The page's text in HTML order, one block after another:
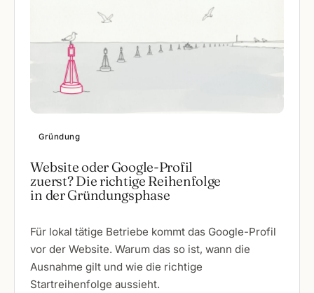
Gründung
Website oder Google-Profil
zuerst? Die richtige Reihenfolge
in der Gründungsphase
Für lokal tätige Betriebe kommt das Google-Profil
vor der Website. Warum das so ist, wann die
Ausnahme gilt und wie die richtige
Startreihenfolge aussieht.